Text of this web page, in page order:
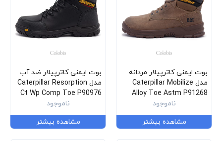
بوت ایمنی کاترپیلار مردانه
مدل Caterpillar Mobilize
Alloy Toe Astm P91268
ناموجود
مشاهده بیشتر
بوت ایمنی کاترپیلار ضد آب
مدل Caterpillar Resorption
Ct Wp Comp Toe P90976
ناموجود
مشاهده بیشتر